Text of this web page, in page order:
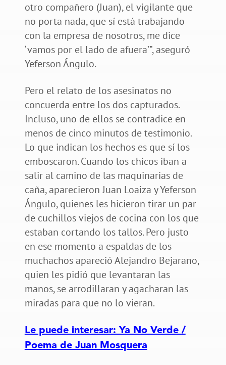
otro compañero (Juan), el vigilante que
no porta nada, que sí está trabajando
con la empresa de nosotros, me dice
‘vamos por el lado de afuera’”, aseguró
Yeferson Ángulo.
Pero el relato de los asesinatos no
concuerda entre los dos capturados.
Incluso, uno de ellos se contradice en
menos de cinco minutos de testimonio.
Lo que indican los hechos es que sí los
emboscaron. Cuando los chicos iban a
salir al camino de las maquinarias de
caña, aparecieron Juan Loaiza y Yeferson
Ángulo, quienes les hicieron tirar un par
de cuchillos viejos de cocina con los que
estaban cortando los tallos. Pero justo
en ese momento a espaldas de los
muchachos apareció Alejandro Bejarano,
quien les pidió que levantaran las
manos, se arrodillaran y agacharan las
miradas para que no lo vieran.
Le puede interesar: Ya No Verde /
Poema de Juan Mosquera